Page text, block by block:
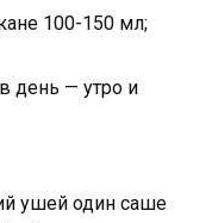
100-150 мл;
день — утро и
ушей один саше